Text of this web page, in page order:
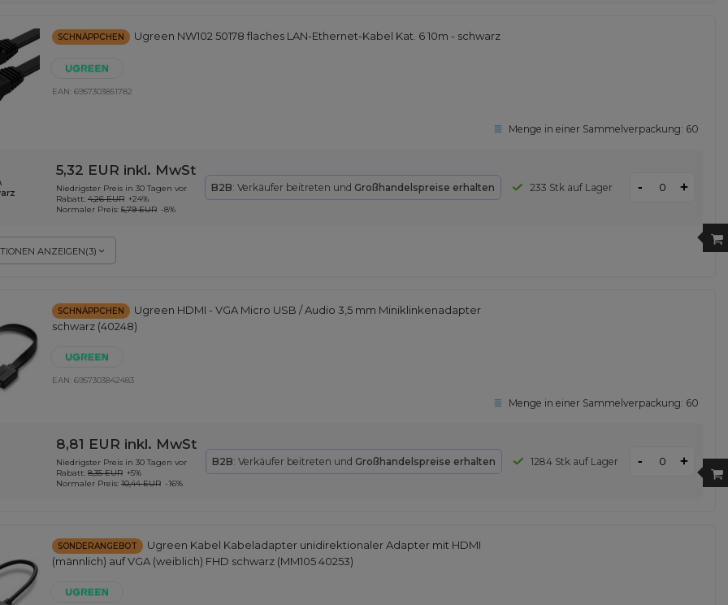
SCHNÄPPCHEN Ugreen NW102 50178 flaches LAN-Ethernet-Kabel Kat. 6 10m - schwarz
EAN: 6957303851782
Menge in einer Sammelverpackung: 60
ANZEIGEN(3)
5,32 EUR inkl. MwSt
Niedrigster Preis in 30 Tagen vor
Rabatt: 4,26 EUR +24%
Normaler Preis: 5,79 EUR -8%
B2B: Verkäufer beitreten und Großhandelspreise erhalten 233 Stk auf Lager - +
SCHNÄPPCHEN
Ugreen HDMI - VGA Micro USB / Audio 3,5 mm Miniklinkenadapter
schwarz (40248)
EAN: 6957303842483
Menge in einer Sammelverpackung: 60
8,81 EUR inkl. MwSt
Niedrigster Preis in 30 Tagen vor
Rabatt: 8,35 EUR +5%
Normaler Preis: 10,44 EUR -16%
B2B: Verkäufer beitreten und Großhandelspreise erhalten 1284 Stk auf Lager - +
SONDERANGEBOT
Ugreen Kabel Kabeladapter unidirektionaler Adapter mit HDMI
(männlich) auf VGA (weiblich) FHD schwarz (MM105 40253)